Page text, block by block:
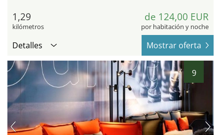
1,29
kilómetros
de 124,00 EUR
por habitación y noche
Detalles Mostrar oferta
9